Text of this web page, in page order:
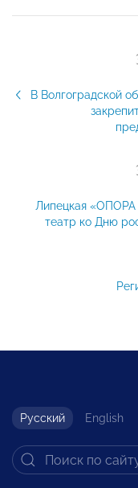
В Волгоградской
Липецкая «ОПОРА
театр ко Дню
Русский English